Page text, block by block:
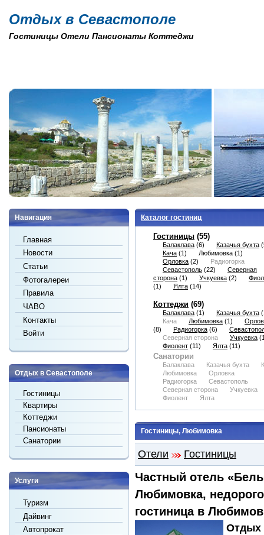
Отдых в Севастополе
Гостиницы Отели Пансионаты Коттеджи
Каталог гостиниц
Гостиницы(55)
Балаклава(6) Казачья бухта
Кача(1) Любимовка(1)
Орловка(2)
Радиогорка
Севастополь(22)
Северная
сторона(1) Учкуевка(2)
(1)
Ялта(14)
Коттеджи(69)
Балаклава(1) Казачья бухта
Кача
Любимовка(1)
(8)
Радиогорка(6)
Северная сторона
Учкуевка
Фиолент(11) Ялта(11)
Санатории
Балаклава Казачья бухта
Любимовка
Орловка
Радиогорка
Севастополь
Северная сторона
Учкуевка
Фиолент
Ялта
Гостиницы, Любимовка
Отели Гостиницы
Частный отель
Любимовка,
гостиница в
Отдых
Навигация
Главная
Новости
Статьи
Фотогалереи
Правила
ЧАВО
Контакты
Войти
Отдых в Севастополе
Гостиницы
Квартиры
Коттеджи
Пансионаты
Санатории
Услуги
Туризм
Дайвинг
Автопрокат